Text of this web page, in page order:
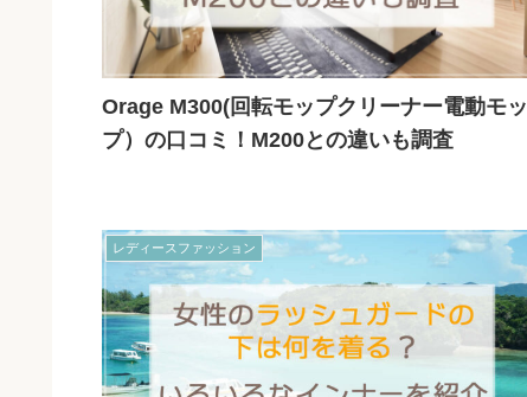
Orage M300(回転モップクリーナー電動モッ
プ）の口コミ！M200との違いも調査
レディースファッション